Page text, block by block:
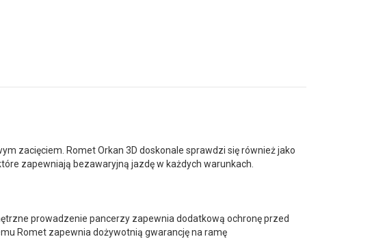
zacięciem. Romet Orkan 3D doskonale sprawdzi się również jako
zapewniają bezawaryjną jazdę w każdych warunkach.
prowadzenie pancerzy zapewnia dodatkową ochronę przed
Romet zapewnia dożywotnią gwarancję na ramę